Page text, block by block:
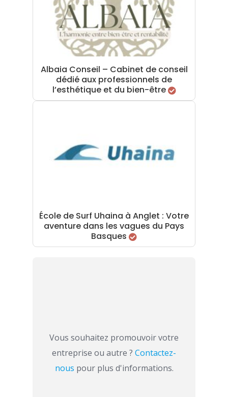
Albaia Conseil – Cabinet de conseil
dédié aux professionnels de
l’esthétique et du bien-être
École de Surf Uhaina à Anglet : Votre
aventure dans les vagues du Pays
Basques
Vous souhaitez promouvoir votre
entreprise ou autre ? Contactez-
nous pour plus d'informations.